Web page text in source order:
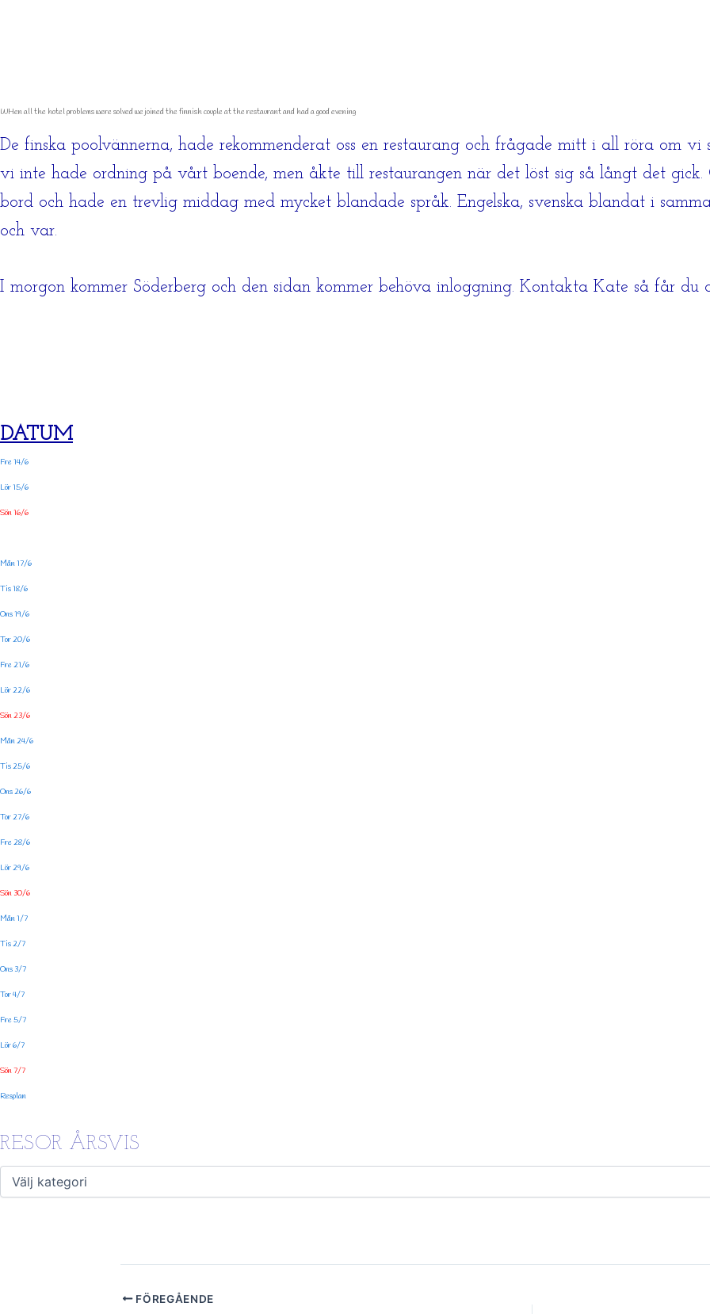
WHen all the hotel problems were solved we joined the finnish couple at the restaurant and had a good evening
De finska poolvännerna, hade rekommenderat oss en restaurang och frågade mitt i all röra om
vi inte hade ordning på vårt boende, men åkte till restaurangen när det löst sig så långt det
bord och hade en trevlig middag med mycket blandade språk. Engelska, svenska blandat i
och var.
I morgon kommer Söderberg och den sidan kommer behöva inloggning. Kontakta Kate så får du
DATUM
Fre 14/6
Lör 15/6
Sön 16/6
Mån 17/6
Tis 18/6
Ons 19/6
Tor 20/6
Fre 21/6
Lör 22/6
Sön 23/6
Mån 24/6
Tis 25/6
Ons 26/6
Tor 27/6
Fre 28/6
Lör 29/6
Sön 30/6
Mån 1/7
Tis 2/7
Ons 3/7
Tor 4/7
Fre 5/7
Lör 6/7
Sön 7/7
Resplan
RESOR ÅRSVIS
FÖREGÅENDE